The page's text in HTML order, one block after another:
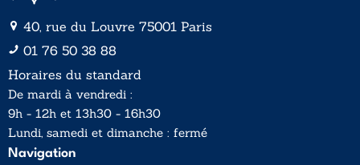
40, rue du Louvre 75001 Paris
01 76 50 38 88
Horaires du standard
De mardi à vendredi :
9h - 12h et 13h30 - 16h30
Lundi, samedi et dimanche : fermé
Navigation